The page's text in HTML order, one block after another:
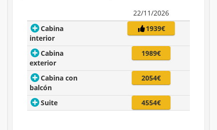
22/11/2026
Cabina
interior
1939€
Cabina
exterior
1989€
Cabina con
balcón
2054€
Suite 4554€